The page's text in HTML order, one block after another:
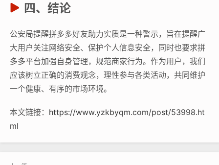
四、结论
公安局提醒拼多多好友助力实质是一种警示，旨在提醒广
大用户关注网络安全、保护个人信息安全，同时也要求拼
多多平台加强自身管理，规范商家行为。作为用户，我们
应该树立正确的消费观念，理性参与各类活动，共同维护
一个健康、有序的市场环境。
本文链接： https://www.yzkbyqm.com/post/53998.ht
ml